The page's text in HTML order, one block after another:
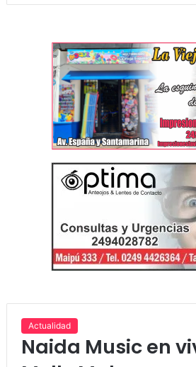
Actualidad
Naida Music en